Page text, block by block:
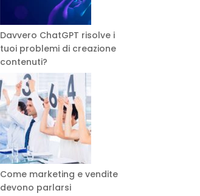
Davvero ChatGPT risolve i
tuoi problemi di creazione
contenuti?
Come marketing e vendite
devono parlarsi